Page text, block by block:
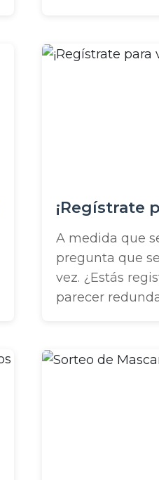
importante para
¡Regístrate
A medida que
pregunta que
vez. ¿Estás
parecer
que se escuche